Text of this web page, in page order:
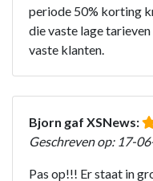
periode 50% korting
die vaste lage
vaste klanten.
Bjorn gaf XSNews:
Geschreven op: 17-
Pas op!!! Er staat in